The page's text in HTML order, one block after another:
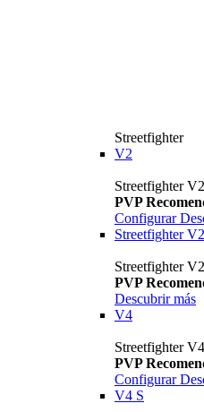
Streetfighter
V2
Streetfighter V2
PVP
Configurar
Streetfighter
Streetfighter
PVP
Descubrir más
V4
Streetfighter V4
PVP
Configurar
V4 S